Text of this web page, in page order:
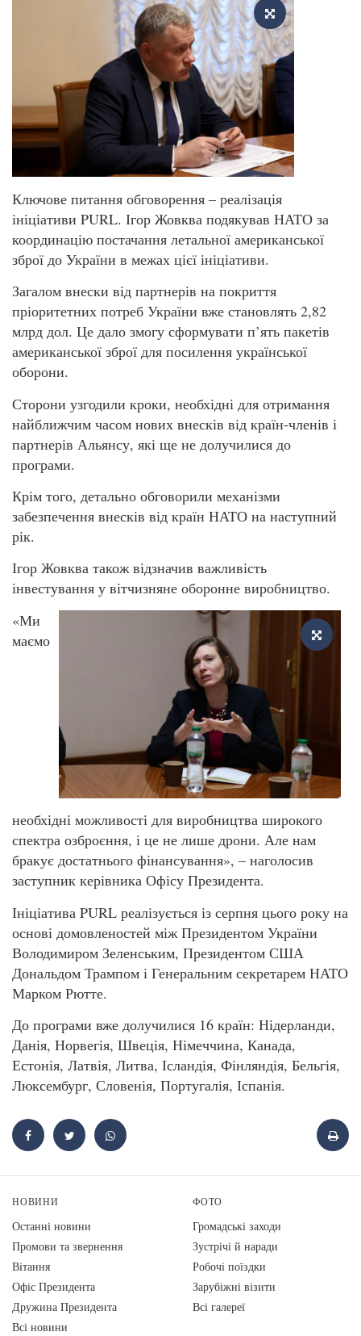
Ключове питання обговорення – реалізація
ініціативи PURL. Ігор Жовква подякував НАТО за
координацію постачання летальної американської
зброї до України в межах цієї ініціативи.
Загалом внески від партнерів на покриття
пріоритетних потреб України вже становлять 2,82
млрд дол. Це дало змогу сформувати п’ять пакетів
американської зброї для посилення української
оборони.
Сторони узгодили кроки, необхідні для отримання
найближчим часом нових внесків від країн-членів і
партнерів Альянсу, які ще не долучилися до
програми.
Крім того, детально обговорили механізми
забезпечення внесків від країн НАТО на наступний
рік.
Ігор Жовква також відзначив важливість
інвестування у вітчизняне оборонне виробництво.
«Ми
маємо
необхідні можливості для виробництва широкого
спектра озброєння, і це не лише дрони. Але нам
бракує достатнього фінансування», – наголосив
заступник керівника Офісу Президента.
Ініціатива PURL реалізується із серпня цього року на
основі домовленостей між Президентом України
Володимиром Зеленським, Президентом США
Дональдом Трампом і Генеральним секретарем НАТО
Марком Рютте.
До програми вже долучилися 16 країн: Нідерланди,
Данія, Норвегія, Швеція, Німеччина, Канада,
Естонія, Латвія, Литва, Ісландія, Фінляндія, Бельгія,
Люксембург, Словенія, Португалія, Іспанія.
НОВИНИ
Останні новини
Промови та звернення
Вiтання
Офіс Президента
Дружина Президента
Всі новини
ФОТО
Громадські заходи
Зустрічі й наради
Робочі поїздки
Зарубіжні візити
Всі галереї